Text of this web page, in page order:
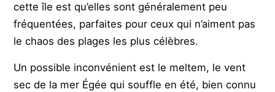
cette île est qu’elles sont généralement peu
fréquentées, parfaites pour ceux qui n’aiment pas
le chaos des plages les plus célèbres.
Un possible inconvénient est le meltem, le vent
sec de la mer Égée qui souffle en été, bien connu